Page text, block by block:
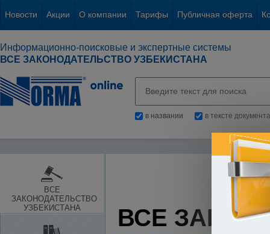
Новости Акции О компании Тарифы Публичная оферта
Информационно-поисковые и экспертные системы
ВСЕ ЗАКОНОДАТЕЛЬСТВО УЗБЕКИСТАНА
в названии в тексте документа
ВСЕ
ЗАКОНОДАТЕЛЬСТВО
УЗБЕКИСТАНА
ВСЕ